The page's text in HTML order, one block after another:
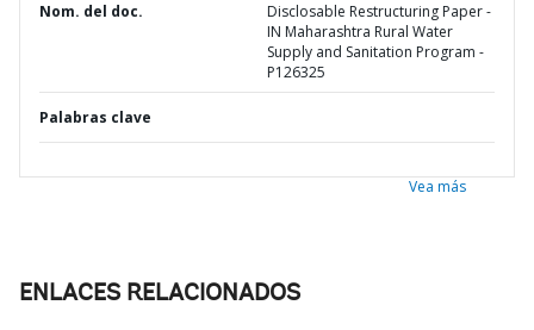
Nom. del doc.
Disclosable Restructuring Paper -
IN Maharashtra Rural Water
Supply and Sanitation Program -
P126325
Palabras clave
Vea más
ENLACES RELACIONADOS